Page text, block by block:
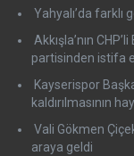
Yahyalı’da
Akkışla’nın
partisinden istifa
Kayserispor
kaldırılmasının
Vali Gökmen
araya geldi